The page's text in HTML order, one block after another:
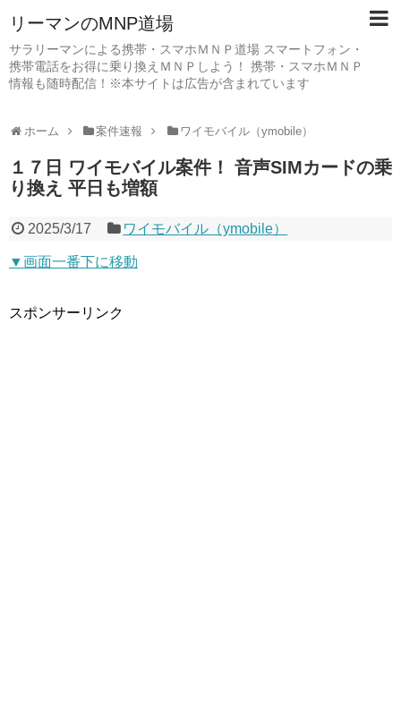
リーマンのMNP道場
サラリーマンによる携帯・スマホＭＮＰ道場 スマートフォン・
携帯電話をお得に乗り換えＭＮＰしよう！ 携帯・スマホＭＮＰ
情報も随時配信！※本サイトは広告が含まれています
ホーム 案件速報 ワイモバイル（ymobile）
１７日 ワイモバイル案件！ 音声SIMカードの乗
り換え 平日も増額
2025/3/17 ワイモバイル（ymobile）
▼画面一番下に移動
スポンサーリンク